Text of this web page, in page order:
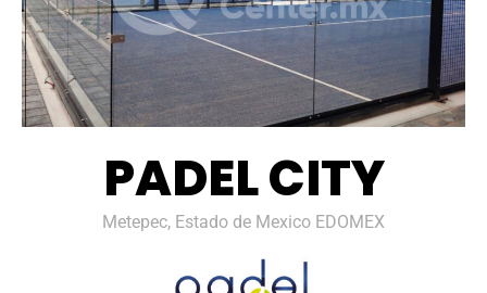
PADEL CITY
Metepec, Estado de Mexico EDOMEX